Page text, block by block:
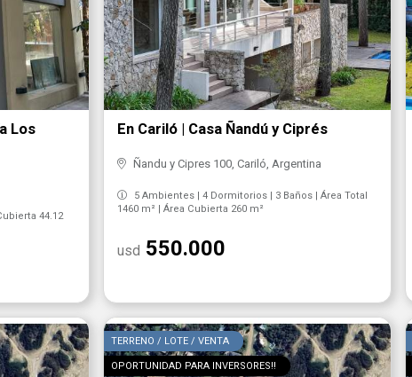
Los
44.12
En Cariló | Casa Ñandú y Ciprés
Ñandu y Cipres 100, Cariló, Argentina
5 Ambientes | 4 Dormitorios | 3 Baños | Área Total
1460 m² | Área Cubierta 260 m²
usd 550.000
TERRENO / LOTE / VENTA
OPORTUNIDAD PARA INVERSORES!!